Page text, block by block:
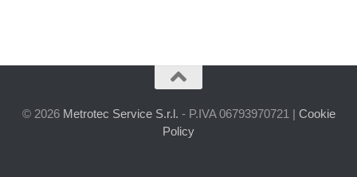
© 2026 Metrotec Service S.r.l. - P.IVA 06793970721 | Cookie
Policy